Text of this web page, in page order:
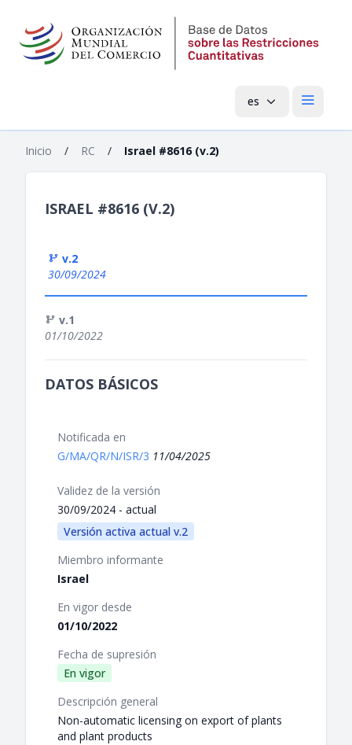
es Menú
Inicio / RC / Israel #8616 (v.2)
ISRAEL #8616 (V.2)
v.2
30/09/2024
v.1
01/10/2022
DATOS BÁSICOS
Notificada en
G/MA/QR/N/ISR/3 11/04/2025
Validez de la versión
30/09/2024 - actual
Versión activa actual v.2
Miembro informante
Israel
En vigor desde
01/10/2022
Fecha de supresión
En vigor
Descripción general
Non-automatic licensing on export of plants
and plant products